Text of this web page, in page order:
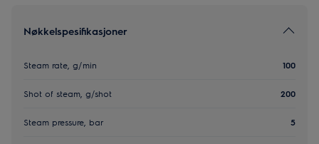
Nøkkelspesifikasjoner
Steam rate, g/min 100
Shot of steam, g/shot 200
Steam pressure, bar 5